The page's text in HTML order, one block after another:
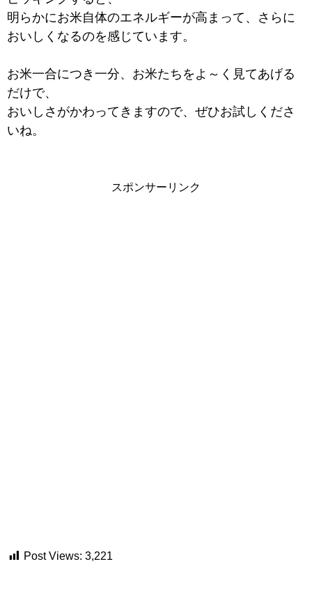
明らかにお米自体のエネルギーが高まって、さらに
おいしくなるのを感じています。
お米一合につき一分、お米たちをよ～く見てあげる
だけで、
おいしさがかわってきますので、ぜひお試しくださ
いね。
スポンサーリンク
Post Views: 3,221